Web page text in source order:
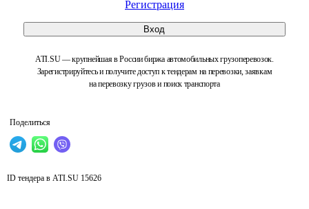
Регистрация
Вход
ATI.SU — крупнейшая в России биржа автомобильных грузоперевозок.
Зарегистрируйтесь и получите доступ к тендерам на перевозки, заявкам
на перевозку грузов и поиск транспорта
Поделиться
ID тендера в ATI.SU 15626